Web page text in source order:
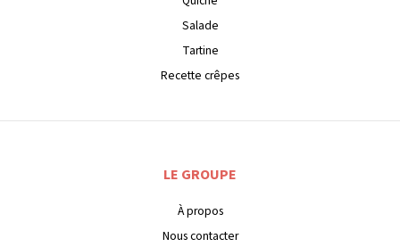
Salade
Tartine
Recette crêpes
LE GROUPE
À propos
Nous contacter